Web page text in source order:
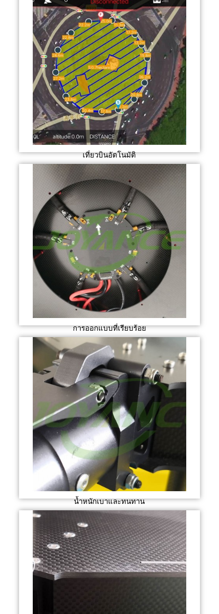
เที่ยวบินอัตโนมัติ
การออกแบบที่เรียบร้อย
น้ำหนักเบาและทนทาน